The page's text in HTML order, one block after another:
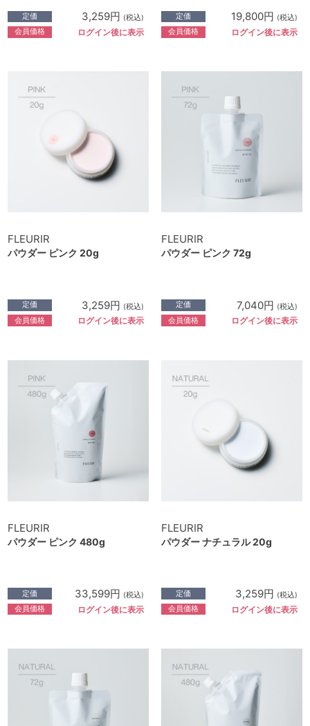
定価 3,259円 (税込)
会員価格 ログイン後に表示
定価 19,800円 (税込)
会員価格 ログイン後に表示
FLEURIR
パウダー ピンク 20g
定価 3,259円 (税込)
会員価格 ログイン後に表示
FLEURIR
パウダー ピンク 72g
定価 7,040円 (税込)
会員価格 ログイン後に表示
FLEURIR
パウダー ピンク 480g
定価 33,599円 (税込)
会員価格 ログイン後に表示
FLEURIR
パウダー ナチュラル 20g
定価 3,259円 (税込)
会員価格 ログイン後に表示